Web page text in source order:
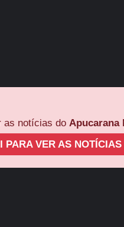
as notícias do Apucarana
PARA VER AS NOTÍCIAS